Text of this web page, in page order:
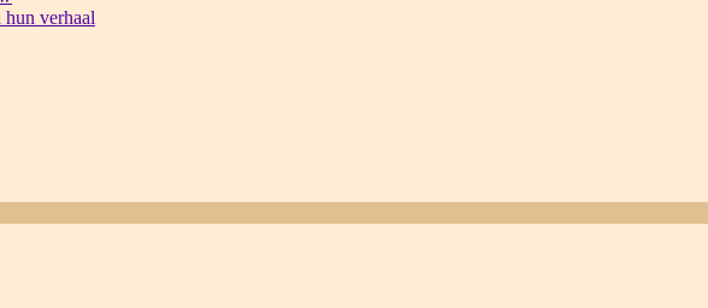
hun verhaal